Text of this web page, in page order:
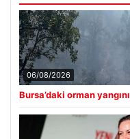
06/08/2026
Bursa’daki orman